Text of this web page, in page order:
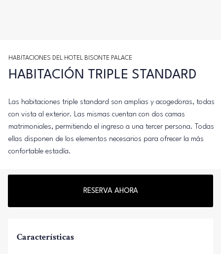
HABITACIONES DEL HOTEL BISONTE PALACE
HABITACIÓN TRIPLE STANDARD
Las habitaciones triple standard son amplias y acogedoras, todas
con vista al exterior. Las mismas cuentan con dos camas
matrimoniales, permitiendo el ingreso a una tercer persona. Todas
ellas disponen de los elementos necesarios para ofrecer la más
confortable estadía.
RESERVA AHORA
Características